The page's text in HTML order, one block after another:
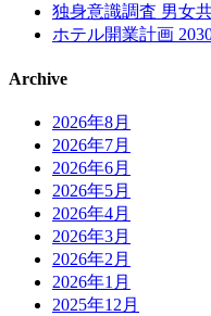
独身意識調査 男女
ホテル開業計画
Archive
2026年8月
2026年7月
2026年6月
2026年5月
2026年4月
2026年3月
2026年2月
2026年1月
2025年12月